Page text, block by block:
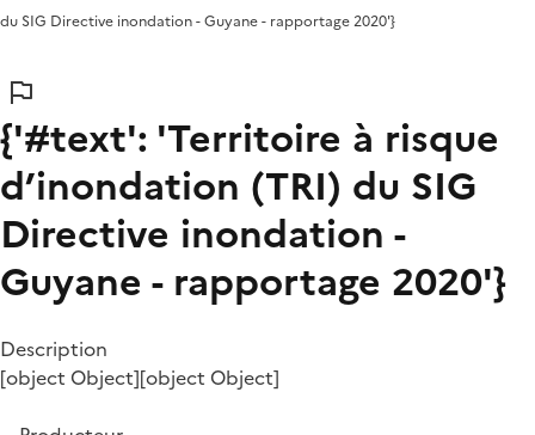
du SIG Directive inondation - Guyane - rapportage 2020'}
{'#text': 'Territoire à risque
d’inondation (TRI) du SIG
Directive inondation -
Guyane - rapportage 2020'}
Description
[object Object][object Object]